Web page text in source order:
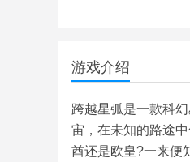
游戏介绍
跨越星弧是一款科
宙，在未知的路途
酋还是欧皇?一来便